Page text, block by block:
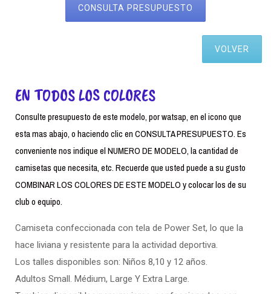
CONSULTA PRESUPUESTO
VOLVER
EN TODOS LOS COLORES
Consulte presupuesto de este modelo, por watsap, en el icono que
esta mas abajo, o haciendo clic en CONSULTA PRESUPUESTO. Es
conveniente nos indique el NUMERO DE MODELO, la cantidad de
camisetas que necesita, etc. Recuerde que usted puede a su gusto
COMBINAR LOS COLORES DE ESTE MODELO y colocar los de su
club o equipo.
Camiseta confeccionada con tela de Power Set, lo que la
hace liviana y resistente para la actividad deportiva.
Los talles disponibles son: Niños 8,10 y 12 años.
Adultos Small. Médium, Large Y Extra Large.